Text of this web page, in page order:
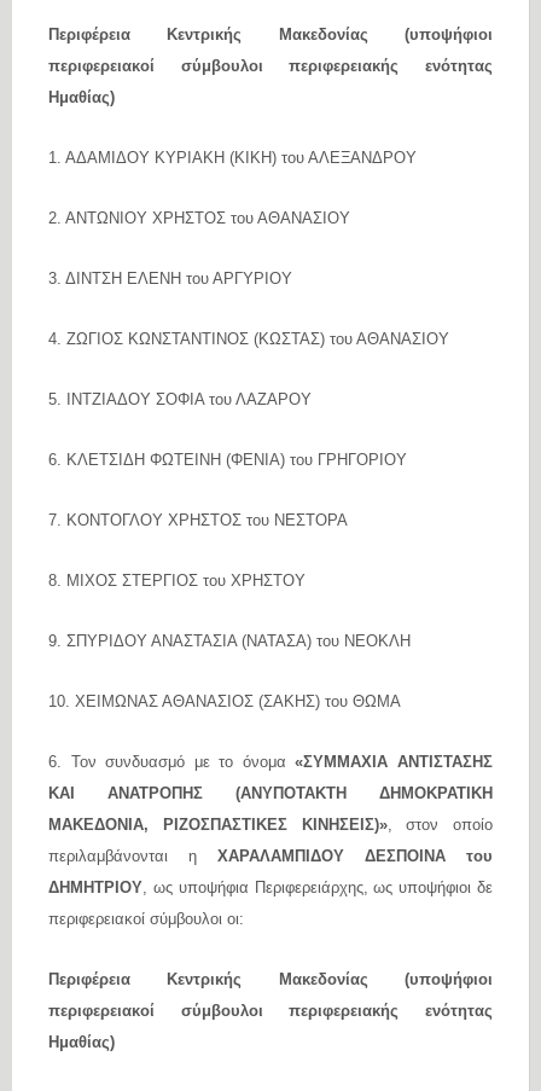
Περιφέρεια Κεντρικής Μακεδονίας (υποψήφιοι
περιφερειακοί σύμβουλοι περιφερειακής ενότητας
Ημαθίας)
1. ΑΔΑΜΙΔΟΥ ΚΥΡΙΑΚΗ (ΚΙΚΗ) του ΑΛΕΞΑΝΔΡΟΥ
2. ΑΝΤΩΝΙΟΥ ΧΡΗΣΤΟΣ του ΑΘΑΝΑΣΙΟΥ
3. ΔΙΝΤΣΗ ΕΛΕΝΗ του ΑΡΓΥΡΙΟΥ
4. ΖΩΓΙΟΣ ΚΩΝΣΤΑΝΤΙΝΟΣ (ΚΩΣΤΑΣ) του ΑΘΑΝΑΣΙΟΥ
5. ΙΝΤΖΙΑΔΟΥ ΣΟΦΙΑ του ΛΑΖΑΡΟΥ
6. ΚΛΕΤΣΙΔΗ ΦΩΤΕΙΝΗ (ΦΕΝΙΑ) του ΓΡΗΓΟΡΙΟΥ
7. ΚΟΝΤΟΓΛΟΥ ΧΡΗΣΤΟΣ του ΝΕΣΤΟΡΑ
8. ΜΙΧΟΣ ΣΤΕΡΓΙΟΣ του ΧΡΗΣΤΟΥ
9. ΣΠΥΡΙΔΟΥ ΑΝΑΣΤΑΣΙΑ (ΝΑΤΑΣΑ) του ΝΕΟΚΛΗ
10. ΧΕΙΜΩΝΑΣ ΑΘΑΝΑΣΙΟΣ (ΣΑΚΗΣ) του ΘΩΜΑ
6. Τον συνδυασμό με το όνομα«ΣΥΜΜΑΧΙΑ ΑΝΤΙΣΤΑΣΗΣ
ΚΑΙ ΑΝΑΤΡΟΠΗΣ (ΑΝΥΠΟΤΑΚΤΗ ΔΗΜΟΚΡΑΤΙΚΗ
ΜΑΚΕΔΟΝΙΑ, ΡΙΖΟΣΠΑΣΤΙΚΕΣ ΚΙΝΗΣΕΙΣ)», στον οποίο
περιλαμβάνονται η ΧΑΡΑΛΑΜΠΙΔΟΥ ΔΕΣΠΟΙΝΑ του
ΔΗΜΗΤΡΙΟΥ , ως υποψήφια Περιφερειάρχης, ως υποψήφιοι δε
περιφερειακοί σύμβουλοι οι:
Περιφέρεια Κεντρικής Μακεδονίας (υποψήφιοι
περιφερειακοί σύμβουλοι περιφερειακής ενότητας
Ημαθίας)